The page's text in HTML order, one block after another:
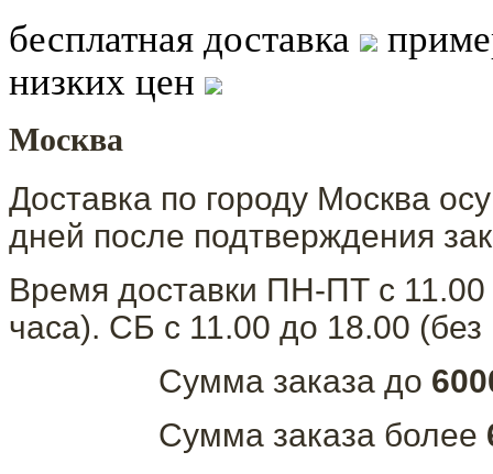
бесплатная доставка
низких цен
Москва
Доставка по городу Москва
дней после подтверждения
Время доставки ПН-ПТ с
часа). СБ с 11.00 до 18.00
Сумма заказа до
Сумма заказа более